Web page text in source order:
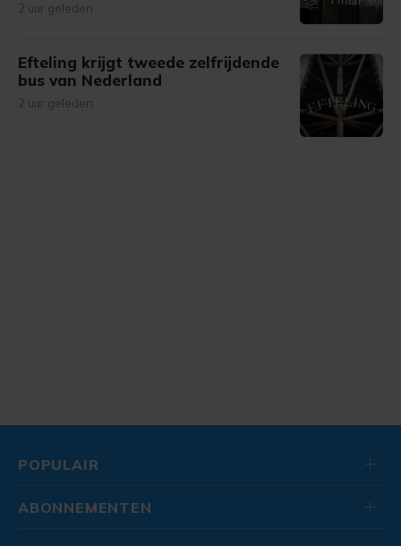
2 uur geleden
Efteling krijgt tweede zelfrijdende
bus van Nederland
2 uur geleden
POPULAIR
ABONNEMENTEN